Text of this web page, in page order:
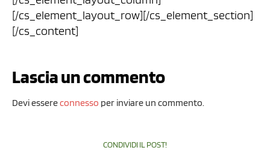
[/cs_element_layout_row][/cs_element_section]
[/cs_content]
Lascia un commento
Devi essereconnesso per inviare un commento.
CONDIVIDI IL POST!